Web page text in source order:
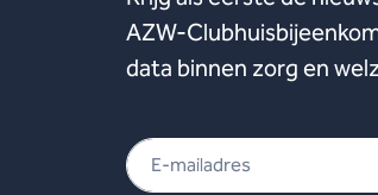
AZW-
data binnen zorg en